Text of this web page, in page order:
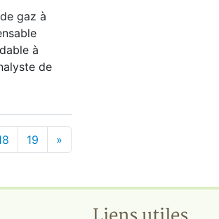
gaz à
à
de
19 »